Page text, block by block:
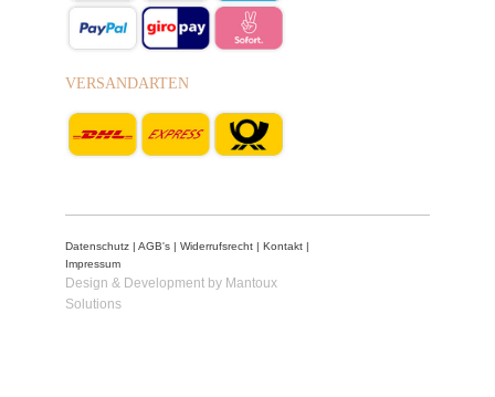
VERSANDARTEN
Datenschutz AGB's Widerrufsrecht Kontakt
Impressum
Design & Development by Mantoux
Solutions